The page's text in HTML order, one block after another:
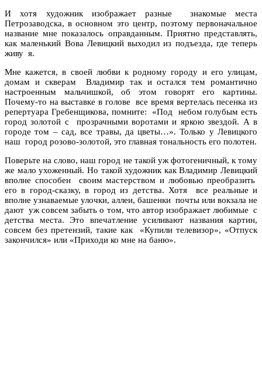
И хотя художник изображает разные знакомые места
Петрозаводска, в основном это центр, поэтому первоначальное
название мне показалось оправданным. Приятно представлять,
как маленький Вова Левицкий выходил из подъезда, где теперь
живу я.
Мне кажется, в своей любви к родному городу и его улицам,
домам и скверам Владимир так и остался тем романтично
настроенным мальчишкой, об этом говорят его картины.
Почему-то на выставке в голове все время вертелась песенка из
репертуара Гребенщикова, помните: «Под небом голубым есть
город золотой с пpозpачными воротами и яркою звездой. А в
городе том – сад, все травы, да цветы…». Только у Левицкого
наш город розово-золотой, это главная тональность его полотен.
Поверьте на слово, наш город не такой уж фотогеничный, к тому
же мало ухоженный. Но такой художник как Владимир Левицкий
вполне способен своим мастерством и любовью преобразить
его в город-сказку, в город из детства. Хотя все реальные и
вполне узнаваемые улочки, аллеи, башенки почты или вокзала не
дают уж совсем забыть о том, что автор изображает любимые с
детства места. Это впечатление усиливают названия картин,
совсем без претензий, такие как «Купили телевизор», «Отпуск
закончился» или «Приходи ко мне на баню».